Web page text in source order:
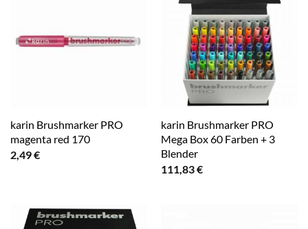
karin Brushmarker PRO
magenta red 170
2,49€
karin Brushmarker PRO
Mega Box 60 Farben + 3
Blender
111,83€